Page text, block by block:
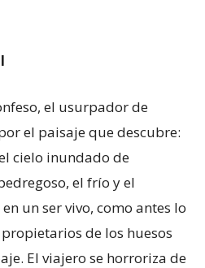
el usurpador de
el paisaje que descubre:
cielo inundado de
el frío y el
un ser vivo, como antes lo
de los huesos
El viajero se horroriza de